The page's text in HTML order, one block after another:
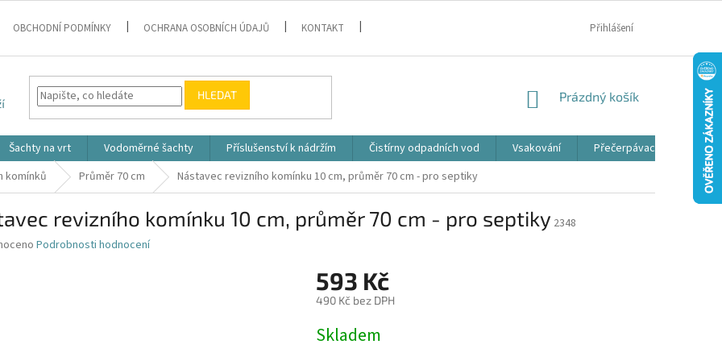
OBCHODNÍ PODMÍNKY OCHRANA OSOBNÍCH ÚDAJŮ KONTAKT Přihlášení
HLEDAT
NÁKUPNÍ
Prázdný košík
Šachty na vrt Vodoměrné šachty Příslušenství k nádržím Čistírny odpadních vod Vsakování Přečerpávací jímky
komínků Průměr 70 cm Nástavec revizního komínku 10 cm, průměr 70 cm - pro septiky
revizního komínku 10 cm, průměr 70 cm - pro septiky 2348
Podrobnosti hodnocení
593 Kč
490 Kč bez DPH
cena:
Skladem